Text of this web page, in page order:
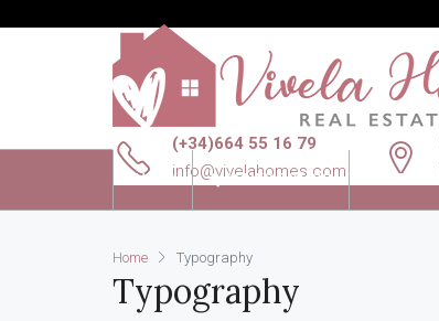
(+34)664 55 16 79
info@vivelahomes.com
INICIO QUIENES SOMOS
Home Typography
Typography